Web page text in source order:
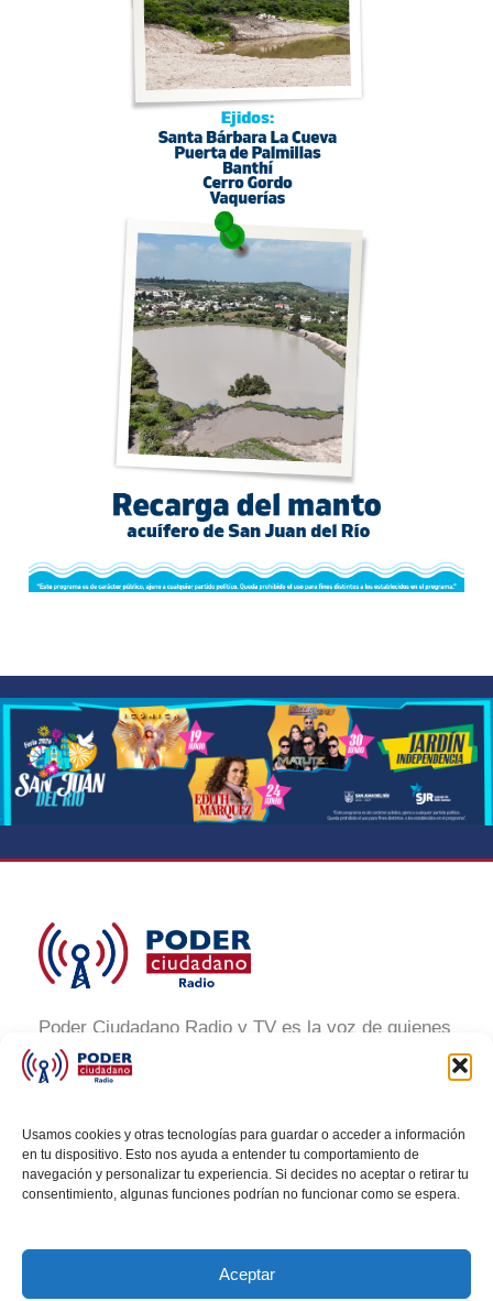
Usamos cookies y otras tecnologías para guardar o acceder a información
en tu dispositivo. Esto nos ayuda a entender tu comportamiento de
navegación y personalizar tu experiencia. Si decides no aceptar o retirar tu
consentimiento, algunas funciones podrían no funcionar como se espera.
Aceptar
Poder Ciudadano Radio y TV es la voz de quienes
buscan un México informado y participativo.
Nuestro compromiso es conectar con la
transformación social a través de noticias claras,
veraces y al alcance de todos.